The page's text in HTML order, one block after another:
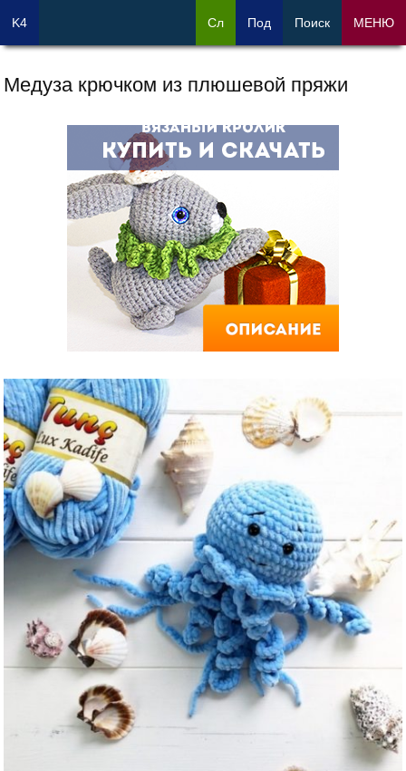
Медуза крючком из плюшевой пряжи
K4 Сл Под Поиск МЕНЮ